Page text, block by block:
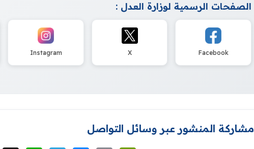
الصفحات الرسمية لوزارة العدل :
Facebook
X
Instagram
مشاركة المنشور عبر وسائل التواصل